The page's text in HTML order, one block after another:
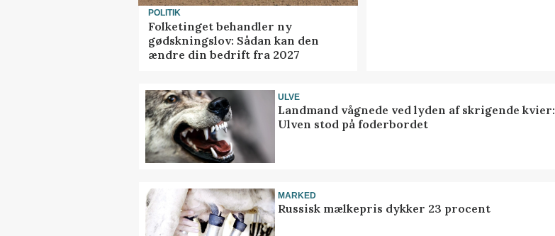
POLITIK
Folketinget behandler ny
gødskningslov: Sådan kan den
ændre din bedrift fra 2027
ULVE
Landmand vågnede ved lyden af skrigende kvier:
Ulven stod på foderbordet
MARKED
Russisk mælkepris dykker 23 procent